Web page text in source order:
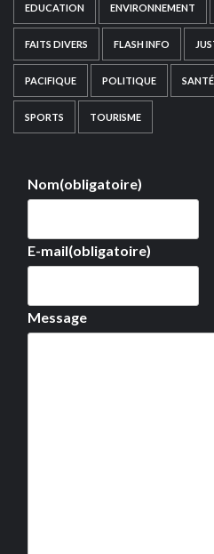
EDUCATION ENVIRONNEMENT
FAITS DIVERS FLASH INFO
PACIFIQUE POLITIQUE SANTÉ
SPORTS TOURISME
Nom(obligatoire)
E-mail(obligatoire)
Message